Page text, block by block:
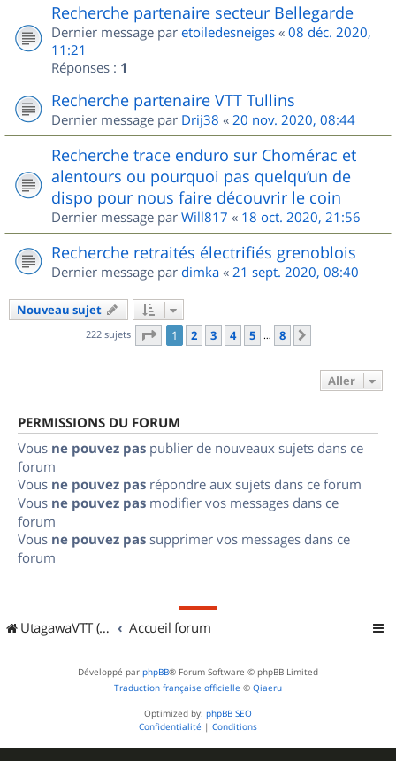
Recherche partenaire secteur Bellegarde
Dernier message par etoiledesneiges « 08 déc. 2020,
11:21
Réponses : 1
Recherche partenaire VTT Tullins
Dernier message par Drij38 « 20 nov. 2020, 08:44
Recherche trace enduro sur Chomérac et
alentours ou pourquoi pas quelqu’un de
dispo pour nous faire découvrir le coin
Dernier message par Will817 « 18 oct. 2020, 21:56
Recherche retraités électrifiés grenoblois
Dernier message par dimka « 21 sept. 2020, 08:40
Nouveau sujet
222 sujets Page 1sur
1 2 3 4 5 … 8
Aller
PERMISSIONS DU FORUM
Vous ne pouvez pas publier de nouveaux sujets dans ce
forum
Vous ne pouvez pas répondre aux sujets dans ce forum
Vous ne pouvez pas modifier vos messages dans ce
forum
Vous ne pouvez pas supprimer vos messages dans ce
forum
UtagawaVTT (Randos VTT et VTTAE avec traces GPS) Accueil forum
Développé par phpBB® Forum Software © phpBB Limited
Traduction française officielle © Qiaeru
Optimized by: phpBB SEO
Confidentialité | Conditions